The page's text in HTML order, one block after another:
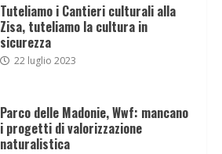
Tuteliamo i Cantieri culturali alla
Zisa, tuteliamo la cultura in
sicurezza
22 luglio 2023
Parco delle Madonie, Wwf: mancano
i progetti di valorizzazione
naturalistica